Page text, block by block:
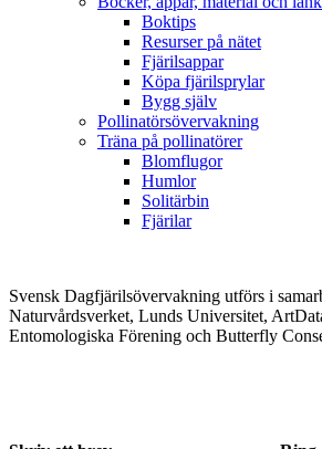
Boktips
Resurser på nätet
Fjärilsappar
Köpa fjärilsprylar
Bygg själv
Pollinatörsövervakning
Träna på pollinatörer
Blomflugor
Humlor
Solitärbin
Fjärilar
Svensk Dagfjärilsövervakning utförs i
Naturvårdsverket, Lunds Universitet,
Entomologiska Förening och Butterfly